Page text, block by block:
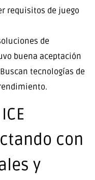
requisitos de juego
de
buena aceptación
tecnologías de
con
y